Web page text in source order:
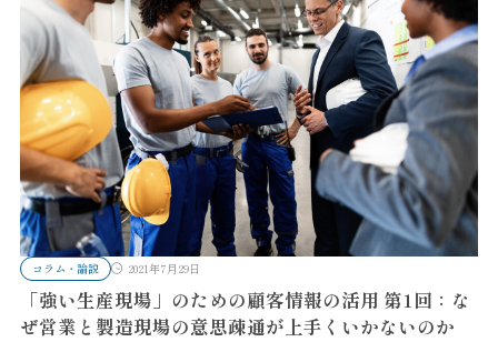
コラム・論説 2021年7月29日
「強い生産現場」のための顧客情報の活用 第1回：な
ぜ営業と製造現場の意思疎通が上手くいかないのか